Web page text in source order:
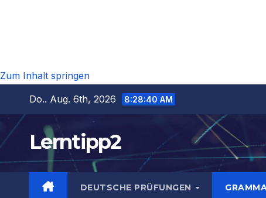
Zum Inhalt springen
Do.. Aug. 6th, 2026
8:28:41 AM
Lerntipp2
DEUTSCHE PRÜFUNGEN